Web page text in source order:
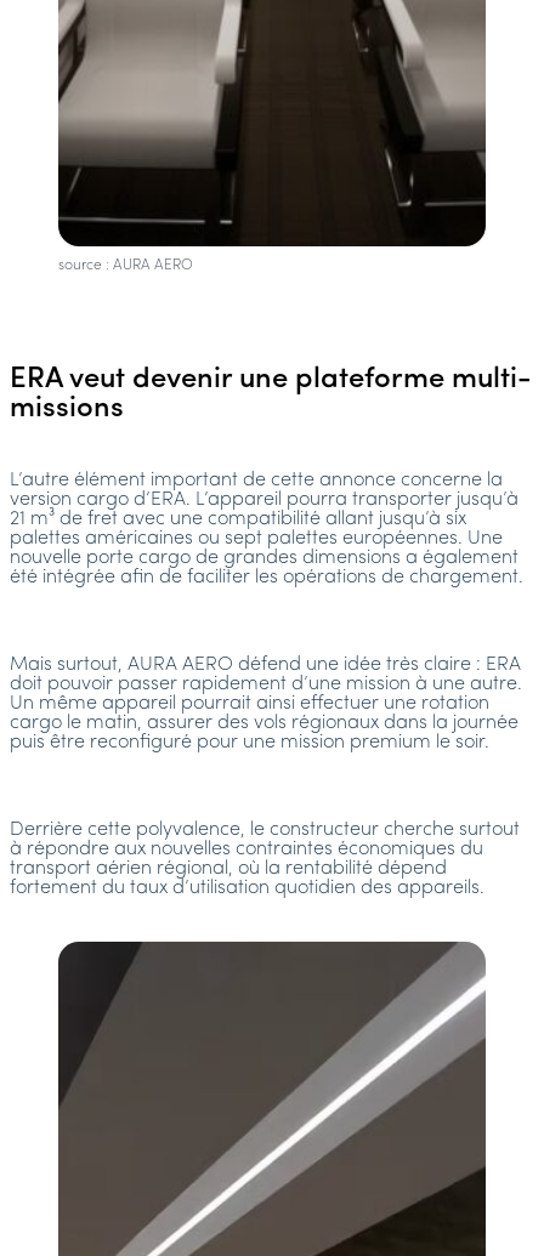
source : AURA AERO
ERA veut devenir une plateforme multi-
missions
L’autre élément important de cette annonce concerne la
version cargo d’ERA. L’appareil pourra transporter jusqu’à
21 m³ de fret avec une compatibilité allant jusqu’à six
palettes américaines ou sept palettes européennes. Une
nouvelle porte cargo de grandes dimensions a également
été intégrée afin de faciliter les opérations de chargement.
Mais surtout, AURA AERO défend une idée très claire : ERA
doit pouvoir passer rapidement d’une mission à une autre.
Un même appareil pourrait ainsi effectuer une rotation
cargo le matin, assurer des vols régionaux dans la journée
puis être reconfiguré pour une mission premium le soir.
Derrière cette polyvalence, le constructeur cherche surtout
à répondre aux nouvelles contraintes économiques du
transport aérien régional, où la rentabilité dépend
fortement du taux d’utilisation quotidien des appareils.